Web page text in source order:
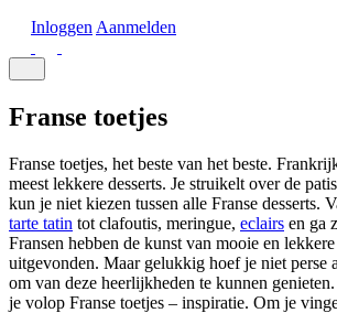
Inloggen Aanmelden
Franse toetjes
Franse toetjes, het beste van het beste.
meest lekkere desserts. Je struikelt over de
kun je niet kiezen tussen alle Franse desserts.
tarte tatin tot clafoutis, meringue, eclairs en ga
Fransen hebben de kunst van mooie en
uitgevonden. Maar gelukkig hoef je niet perse
om van deze heerlijkheden te kunnen
je volop Franse toetjes – inspiratie. Om je